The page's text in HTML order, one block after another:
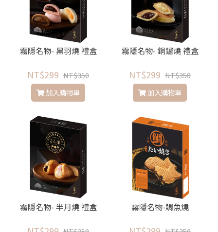
霧隱名物- 黑羽燒 禮盒
NT$299 NT$350
加入購物車
霧隱名物- 銅鑼燒 禮盒
NT$299 NT$350
加入購物車
霧隱名物- 半月燒 禮盒 霧隱名物-鯛魚燒